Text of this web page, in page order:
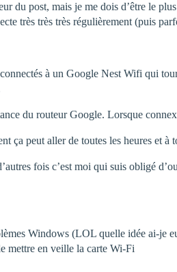
du post, mais je me dois d’être le
très très très régulièrement (puis
à un Google Nest Wifi qui
du routeur Google. Lorsque
ça peut aller de toutes les heures
fois c’est moi qui suis obligé
Windows (LOL quelle idée ai-je
mettre en veille la carte Wi-Fi